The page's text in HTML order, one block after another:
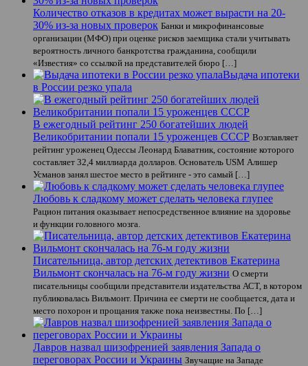
Количество отказов в кредитах может вырасти на 20-
30% из-за новых проверок Банки и микрофинансовые
организации (МФО) при оценке рисков заемщика стали учитывать
вероятность личного банкротства гражданина, сообщили
«Известия» со ссылкой на представителей бюро […]
Выдача ипотеки
в России резко упала
В ежегодный рейтинг 250 богатейших людей
Великобритании попали 15 уроженцев СССР Возглавляет
рейтинг уроженец Одессы Леонард Блаватник, состояние которого
составляет 32,4 миллиарда долларов. Основатель USM Алишер
Усманов занял шестое место в рейтинге - это самый […]
Любовь к сладкому может сделать человека глупее
Рацион питания оказывает непосредственное влияние на здоровье
и функции головного мозга.
Писательница, автор детских детективов Екатерина
Вильмонт скончалась на 76-м году жизни О смерти
писательницы сообщили представители издательства АСТ, в котором
публиковалась Вильмонт. Причина ее смерти не сообщается, дата и
место похорон и прощания также пока неизвестны. По […]
Лавров назвал шизофренией заявления Запада о
переговорах России и Украины Звучащие на Западе